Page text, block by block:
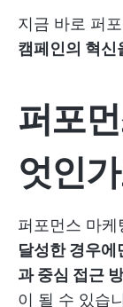
지금 바로 퍼
캠페인의 혁신
퍼포
엇인
퍼포먼스 마
달성한 경우에
과 중심 접근
이 될 수 있습